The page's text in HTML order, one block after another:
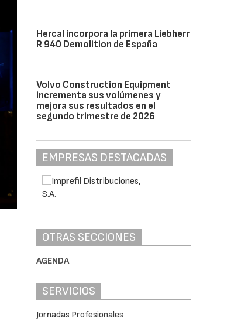
Hercal incorpora la primera Liebherr
R 940 Demolition de España
Volvo Construction Equipment
incrementa sus volúmenes y
mejora sus resultados en el
segundo trimestre de 2026
EMPRESAS DESTACADAS
OTRAS SECCIONES
AGENDA
SERVICIOS
Jornadas Profesionales